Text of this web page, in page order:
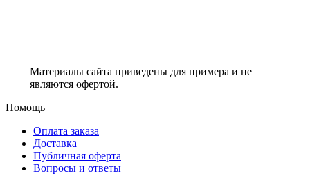
Материалы сайта приведены для примера и не
являются офертой.
Помощь
Оплата заказа
Доставка
Публичная оферта
Вопросы и ответы